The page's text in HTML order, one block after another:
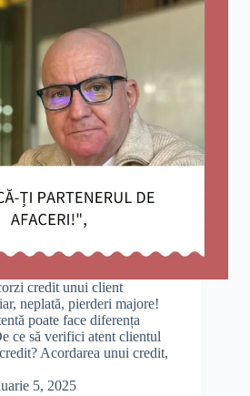
credit unui client
neplată, pierderi majore!
poate face diferența
ce să verifici atent clientul
Acordarea unui credit,
5, 2025